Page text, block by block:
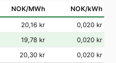
NOK/MWh NOK/kWh
20,16 kr
0,020 kr
19,78 kr
0,020 kr
20,30 kr
0,020 kr